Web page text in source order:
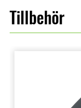
Tillbehör